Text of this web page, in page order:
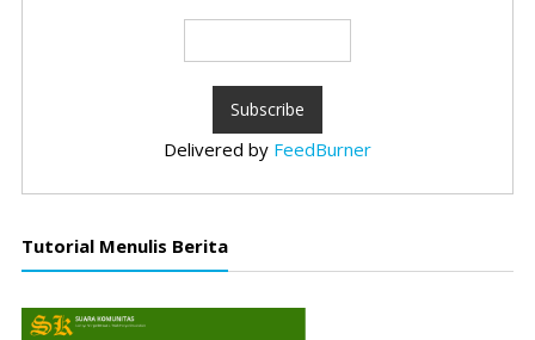
Delivered by FeedBurner
Tutorial Menulis Berita